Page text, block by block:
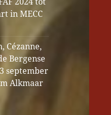
in MECC
Cézanne,
Bergense
september
Alkmaar